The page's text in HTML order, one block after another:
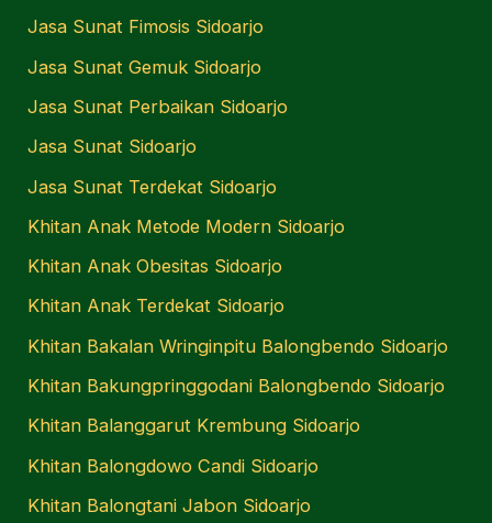
Jasa Sunat Fimosis Sidoarjo
Jasa Sunat Gemuk Sidoarjo
Jasa Sunat Perbaikan Sidoarjo
Jasa Sunat Sidoarjo
Jasa Sunat Terdekat Sidoarjo
Khitan Anak Metode Modern Sidoarjo
Khitan Anak Obesitas Sidoarjo
Khitan Anak Terdekat Sidoarjo
Khitan Bakalan Wringinpitu Balongbendo Sidoarjo
Khitan Bakungpringgodani Balongbendo Sidoarjo
Khitan Balanggarut Krembung Sidoarjo
Khitan Balongdowo Candi Sidoarjo
Khitan Balongtani Jabon Sidoarjo